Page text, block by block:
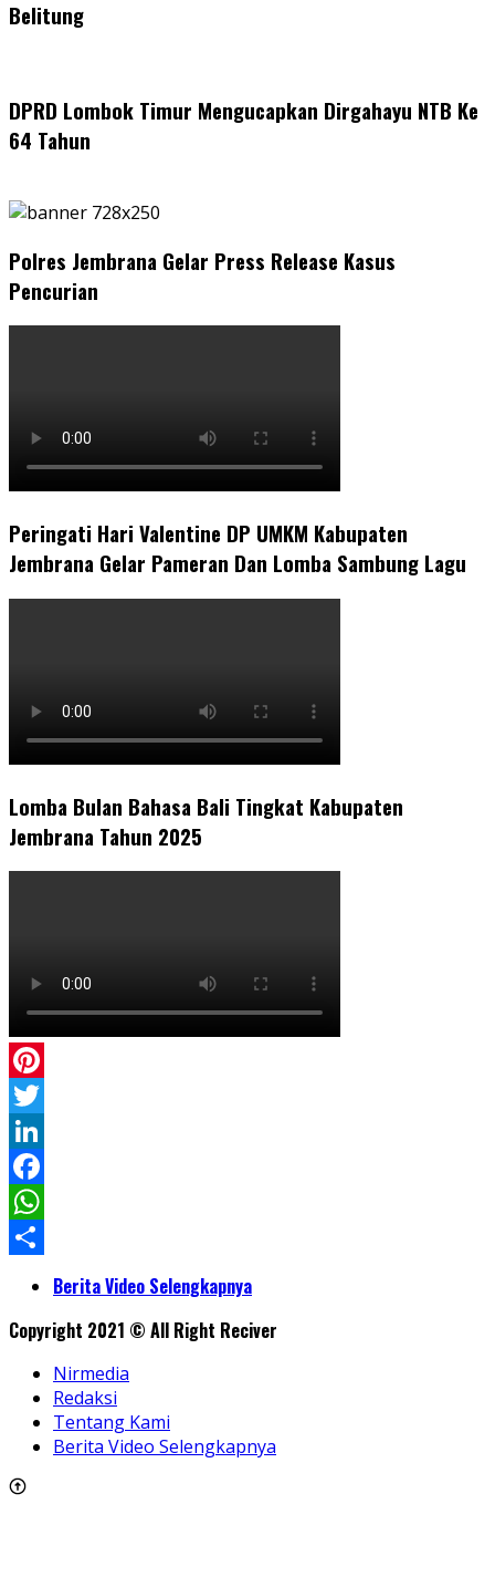
Belitung
DPRD Lombok Timur Mengucapkan Dirgahayu NTB Ke
64 Tahun
Polres Jembrana Gelar Press Release Kasus
Pencurian
Peringati Hari Valentine DP UMKM Kabupaten
Jembrana Gelar Pameran Dan Lomba Sambung Lagu
Lomba Bulan Bahasa Bali Tingkat Kabupaten
Jembrana Tahun 2025
Pinterest
Twitter
LinkedIn
Facebook
WhatsApp
ShareBerita Video Selengkapnya
Copyright 2021 © All Right Reciver
Nirmedia
Redaksi
Tentang Kami
Berita Video Selengkapnya